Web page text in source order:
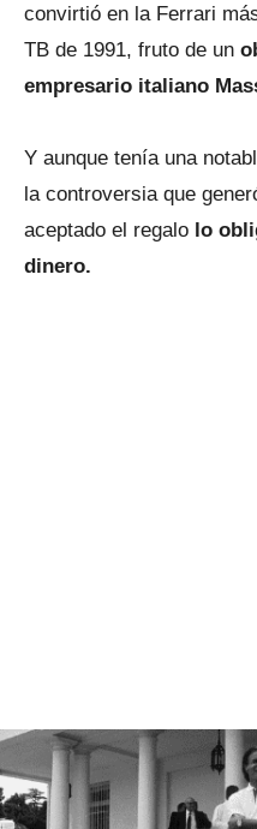
convirtió en la Ferrari
TB de 1991, fruto de un
empresario italiano
Y aunque tenía una
la controversia que
aceptado el regalo lo
dinero.